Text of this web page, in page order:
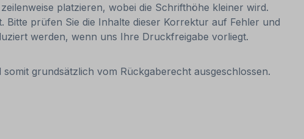
platzieren, wobei die Schrifthöhe kleiner wird.
prüfen Sie die Inhalte dieser Korrektur auf Fehler und
werden, wenn uns Ihre Druckfreigabe vorliegt.
grundsätzlich vom Rückgaberecht ausgeschlossen.